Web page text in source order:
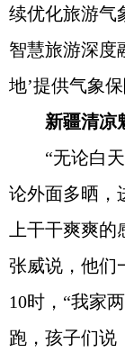
续优化旅游气
智慧旅游深度
地’提供气象
新疆清凉
“无论白
论外面多晒，
上干干爽爽
张威说，他们
10时，“我家
跑，孩子们说